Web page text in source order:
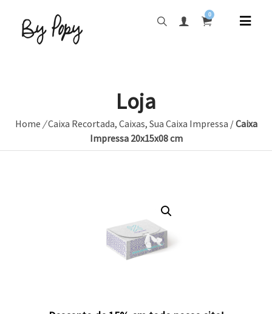
0
Loja
Home /Caixa Recortada, Caixas, Sua Caixa Impressa /Caixa
Impressa 20x15x08 cm